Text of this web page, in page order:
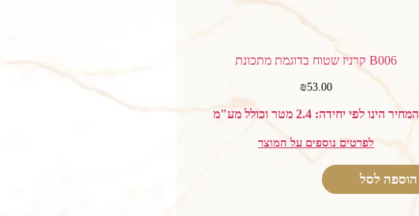
B006 קרניז שטוח בדוגמת מתכונת
₪53.00
המחיר הינו לפי יחידה: 2.4 מטר וכולל מע"מ
לפרטים נוספים על המוצר
הוספה לסל